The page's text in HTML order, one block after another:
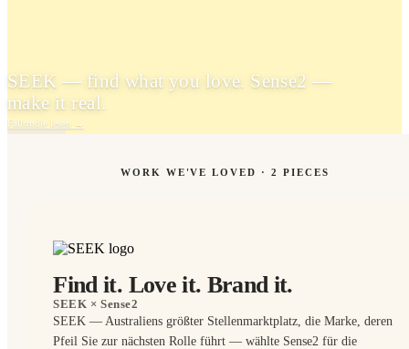
SEEK — find what you love. Sense2 —
make it real.
Fallstudie lesen →
WORK WE'VE LOVED ·2 PIECES
Find it. Love it. Brand it.
SEEK × Sense2
SEEK — Australiens größter Stellenmarktplatz, die Marke, deren
Pfeil Sie zur nächsten Rolle führt — wählte Sense2 für die